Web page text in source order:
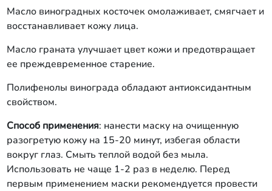
Масло виноградных косточек омолаживает, смягчает и
восстанавливает кожу лица.
Масло граната улучшает цвет кожи и предотвращает
ее преждевременное старение.
Полифенолы винограда обладают антиоксидантным
свойством.
Способ применения: нанести маску на очищенную
разогретую кожу на 15-20 минут, избегая области
вокруг глаз. Смыть теплой водой без мыла.
Использовать не чаще 1-2 раз в неделю. Перед
первым применением маски рекомендуется провести